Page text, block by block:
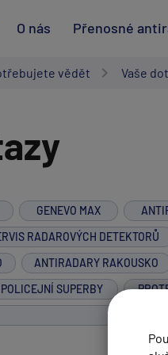
O nás Přenosné
vědět Vaše
GENEVO MAX
RADAROVÝCH DETEKTORŮ
ANTIRADARY RAKOUSKO
POLICEJNÍ SUPERBY